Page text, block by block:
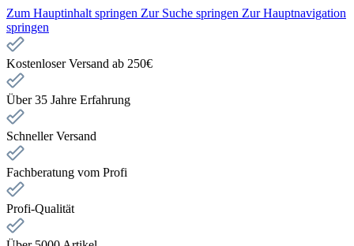
Zum Hauptinhalt springen Zur Suche springen Zur Hauptnavigation
springen
Kostenloser Versand ab 250€
Über 35 Jahre Erfahrung
Schneller Versand
Fachberatung vom Profi
Profi-Qualität